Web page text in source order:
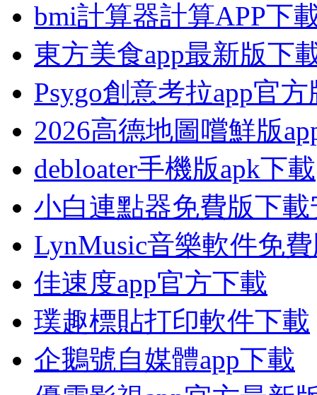
bmi計算器計算APP下
東方美食app最新版下
Psygo創意考拉app官
2026高德地圖嚐鮮版
debloater手機版apk下載
小白連點器免費版下載
LynMusic音樂軟件免
佳速度app官方下載
璞趣標貼打印軟件下載
企鵝號自媒體app下載